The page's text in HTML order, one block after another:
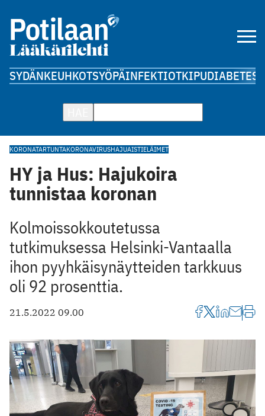
SYDÄNKEUHKOTSYÖPÄINFEKTIOTKIPUDIABETES
KORONATARTUNTAKORONAVIRUSHAJUAISTIELÄIMET
HY ja Hus: Hajukoira
tunnistaa koronan
Kolmoissokkoutetussa
tutkimuksessa Helsinki-Vantaalla
ihon pyyhkäisynäytteiden tarkkuus
oli 92 prosenttia.
21.5.2022 09.00